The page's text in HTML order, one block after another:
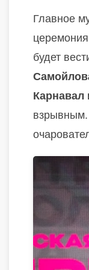
Главное
будет
Карнавал
взрывным.